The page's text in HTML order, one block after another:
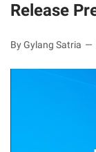
Release
By Gylang Satria